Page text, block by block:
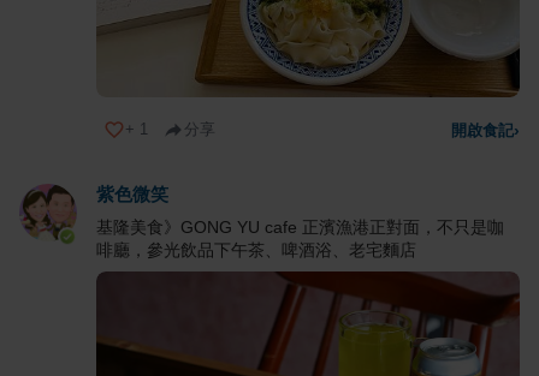
+ 1 分享 開啟食記›
紫色微笑
基隆美食》GONG YU cafe 正濱漁港正對面，不只是咖
啡廳，參光飲品下午茶、啤酒浴、老宅麵店